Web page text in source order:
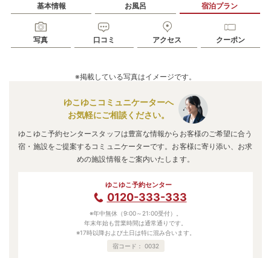
基本情報 お風呂 宿泊プラン
写真 口コミ アクセス クーポン
※掲載している写真はイメージです。
ゆこゆこコミュニケーターへ
お気軽にご相談ください。
ゆこゆこ予約センタースタッフは豊富な情報からお客様のご希望に合う
宿・施設をご提案するコミュニケーターです。お客様に寄り添い、お求
めの施設情報をご案内いたします。
ゆこゆこ予約センター
0120-333-333
※年中無休（9:00～21:00受付）。
年末年始も営業時間は通常通りです。
※17時以降および土日は特に混み合います。
宿コード： 0032